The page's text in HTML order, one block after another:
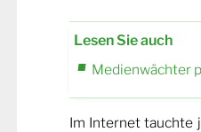
Lesen Sie auch
Medienwächter
Im Internet tauchte